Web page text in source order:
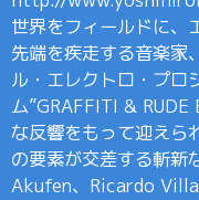
世界をフィールドに、
先端を疾走する音楽家
ル・エレクトロ・プ
ム”GRAFFITI & RUDE
な反響をもって迎え
の要素が交差する斬新
Akufen、Ricardo